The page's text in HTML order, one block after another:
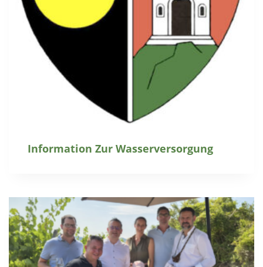
Information Zur Wasserversorgung